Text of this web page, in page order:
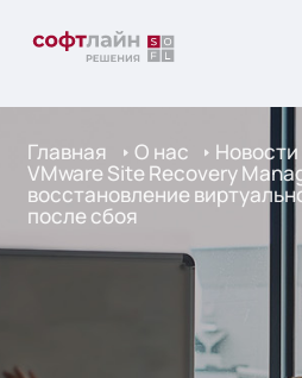
Главная О нас Новости
VMware Site Recovery
восстановление
после сбоя